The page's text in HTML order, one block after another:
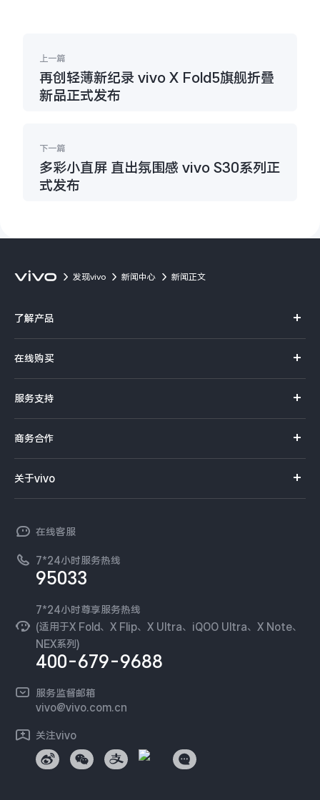
上一篇
再创轻薄新纪录 vivo X Fold5旗舰折叠
新品正式发布
下一篇
多彩小直屏 直出氛围感 vivo S30系列正
式发布
发现vivo 新闻中心 新闻正文
了解产品
Y系列
iQOO手机
NEX系列
在线购买
选购配件
订单查询
服务支持
查找手机
环保回收
安全公告
服务隐私政策
Log还原LUTs下载
vivo 办公套件
商务合作
vivo 企业业务
廉正合规
国补营业执照
无线电发射设备销售备案
关于vivo
工作机会
新闻资讯
可持续发展
vivo 蔡司影像
开发者社区
在线客服
7*24小时服务热线
95033
7*24小时尊享服务热线
(适用于X Fold、X Flip、X Ultra、iQOO Ultra、X Note、
NEX系列)
400-679-9688
服务监督邮箱
vivo@vivo.com.cn
关注vivo